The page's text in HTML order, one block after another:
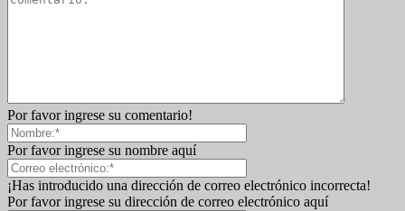
Por favor ingrese su comentario!
Por favor ingrese su nombre aquí
¡Has introducido una dirección de correo electrónico incorrecta!
Por favor ingrese su dirección de correo electrónico aquí